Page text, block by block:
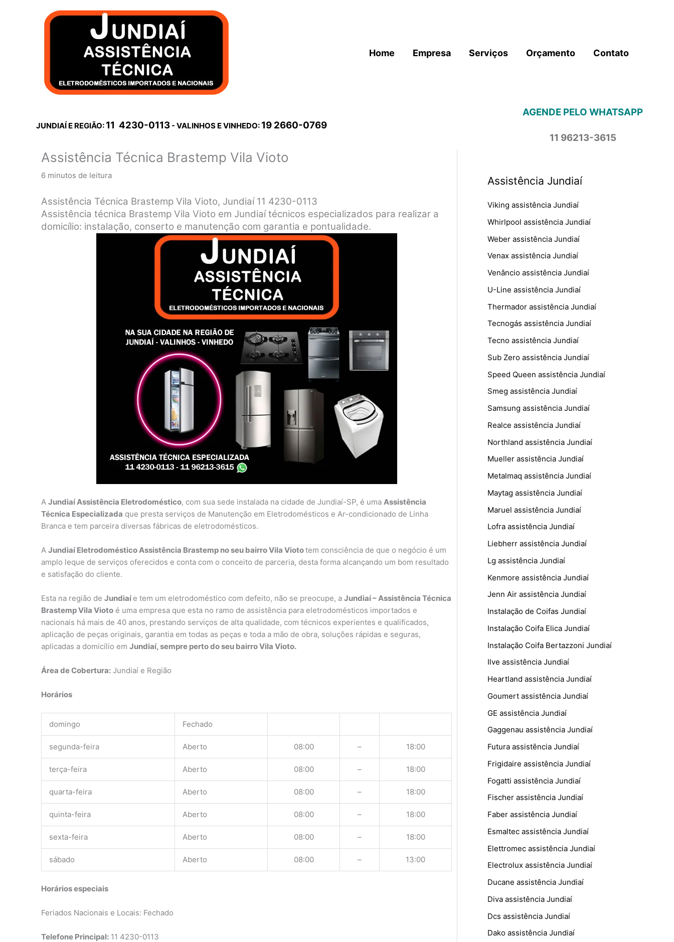
Home Empresa Serviços Orçamento Contato
JUNDIAÍ E REGIÃO: 11 4230-0113 - VALINHOS E VINHEDO: 19 2660-0769
AGENDE PELO WHATSAPP
11 96213-3615
Assistência Técnica Brastemp Vila Vioto
6 minutos de leitura
Assistência Técnica Brastemp Vila Vioto, Jundiaí 11 4230-0113
Assistência técnica Brastemp Vila Vioto em Jundiaí técnicos especializados para realizar a
domicílio: instalação, conserto e manutenção com garantia e pontualidade.
A Jundiaí Assistência Eletrodoméstico, com sua sede instalada na cidade de Jundiaí-SP, é uma Assistência
Técnica Especializada que presta serviços de Manutenção em Eletrodomésticos e Ar-condicionado de Linha
Branca e tem parceira diversas fábricas de eletrodomésticos.
A Jundiaí Eletrodoméstico Assistência Brastemp no seu bairro Vila Viototem consciência de que o negócio é um
amplo leque de serviços oferecidos e conta com o conceito de parceria, desta forma alcançando um bom resultado
e satisfação do cliente.
Esta na região de Jundiaí e tem um eletrodoméstico com defeito, não se preocupe, a Jundiaí – Assistência Técnica
Brastemp Vila Vioto é uma empresa que esta no ramo de assistência para eletrodomésticos importados e
nacionais há mais de 40 anos, prestando serviços de alta qualidade, com técnicos experientes e qualificados,
aplicação de peças originais, garantia em todas as peças e toda a mão de obra, soluções rápidas e seguras,
aplicadas a domicílio em Jundiaí, sempre perto do seu bairro Vila Vioto.
Área de Cobertura: Jundiaí e Região
Horários
domingo Fechado
segunda-feira Aberto 08:00 – 18:00
terça-feira Aberto 08:00 – 18:00
quarta-feira Aberto 08:00 – 18:00
quinta-feira Aberto 08:00 – 18:00
sexta-feira Aberto 08:00 – 18:00
sábado Aberto 08:00 – 13:00
Horários especiais
Feriados Nacionais e Locais: Fechado
Telefone Principal: 11 4230-0113
Assistência Jundiaí
Viking assistência Jundiaí
Whirlpool assistência Jundiaí
Weber assistência Jundiaí
Venax assistência Jundiaí
Venâncio assistência Jundiaí
U-Line assistência Jundiaí
Thermador assistência Jundiaí
Tecnogás assistência Jundiaí
Tecno assistência Jundiaí
Sub Zero assistência Jundiaí
Speed Queen assistência Jundiaí
Smeg assistência Jundiaí
Samsung assistência Jundiaí
Realce assistência Jundiaí
Northland assistência Jundiaí
Mueller assistência Jundiaí
Metalmaq assistência Jundiaí
Maytag assistência Jundiaí
Maruel assistência Jundiaí
Lofra assistência Jundiaí
Liebherr assistência Jundiaí
Lg assistência Jundiaí
Kenmore assistência Jundiaí
Jenn Air assistência Jundiaí
Instalação de Coifas Jundiaí
Instalação Coifa Elica Jundiaí
Instalação Coifa Bertazzoni Jundiaí
Ilve assistência Jundiaí
Heartland assistência Jundiaí
Goumert assistência Jundiaí
GE assistência Jundiaí
Gaggenau assistência Jundiaí
Futura assistência Jundiaí
Frigidaire assistência Jundiaí
Fogatti assistência Jundiaí
Fischer assistência Jundiaí
Faber assistência Jundiaí
Esmaltec assistência Jundiaí
Elettromec assistência Jundiaí
Electrolux assistência Jundiaí
Ducane assistência Jundiaí
Diva assistência Jundiaí
Dcs assistência Jundiaí
Dako assistência Jundiaí